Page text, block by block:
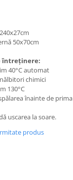
50x70cm
întreținere:
40°C automat
chimici
130°C
înainte de
uscarea la soare.
produs